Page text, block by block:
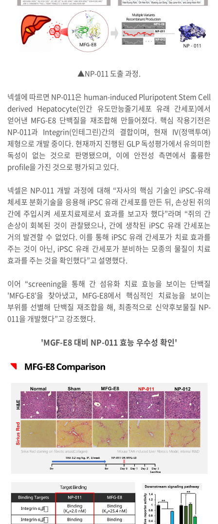
▲NP-011 도출 과정.
넥셀에 따르면 NP-011은 human-induced Pluripotent Stem Cell
derived Hepatocyte(인간 유도만능줄기세포 유래 간세포)에서
얻어낸 MFG-E8 단백질을 재조합해 만들어졌다. 핵심 작용기전은
NP-011과 Integrin(인테그린)간의 결합이며, 현재 IV(정맥투여)
제형으로 개발 중이다. 현재까지 진행된 GLP 독성평가에서 유의미한
독성이 없는 것으로 판명됐으며, 이에 안전성 측면에서 훌륭한
profile을 가진 것으로 평가되고 있다.
넥셀은 NP-011 개발 과정에 대해 “자사의 핵심 기술인 iPSC-유래
체세포 분화기술을 응용해 iPSC 유래 간세포를 만든 뒤, 손상된 쥐의
간에 주입시켜 세포치료제로서 효과를 보고자 했다”라며 “쥐의 간
손상이 회복된 것이 관찰됐으나, 간에 생착된 iPSC 유래 간세포는
거의 발견할 수 없었다. 이를 통해 iPSC 유래 간세포가 치료 효과를
주는 것이 아닌, iPSC 유래 간세포가 분비하는 모종의 물질이 치료
효과를 주는 것을 확인했다”고 설명했다.
이어 “screening을 통해 간 섬유화 치료 효능을 보이는 단백질
'MFG-E8'을 찾아냈고, MFG-E8에서 핵심적인 치료능을 보이는
부위를 선별해 단백질 재조합을 해, 최종적으로 신약후보물질 NP-
011을 개발했다”고 강조했다.
'MGF-E8 대비 NP-011 효능 우수성 확인'